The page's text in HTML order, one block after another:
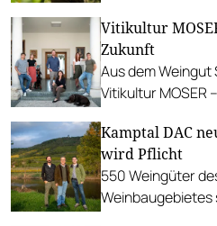
Genuss.
Vitikultur
Zukunft
Aus dem Weingut
Vitikultur MOSER
Kamptal DAC
wird Pflicht
550 Weingüter
Weinbaugebietes